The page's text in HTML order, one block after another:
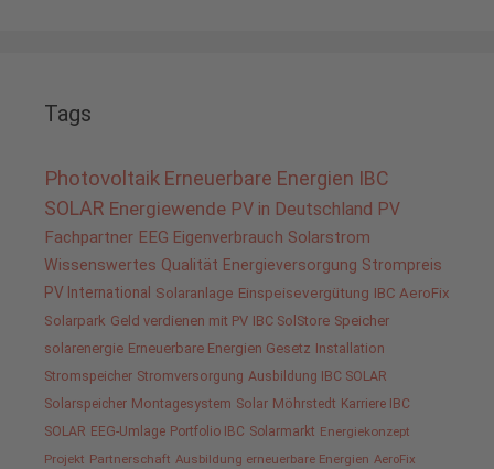
Tags
Photovoltaik Erneuerbare Energien IBC
SOLAR Energiewende PV in Deutschland PV
Fachpartner EEG Eigenverbrauch Solarstrom
Wissenswertes Qualität Energieversorgung Strompreis
PV International Solaranlage Einspeisevergütung IBC AeroFix
Solarpark Geld verdienen mit PV IBC SolStore Speicher
solarenergie Erneuerbare Energien Gesetz Installation
Stromspeicher Stromversorgung Ausbildung IBC SOLAR
Solarspeicher Montagesystem Solar Möhrstedt Karriere IBC
SOLAR EEG-Umlage Portfolio IBC Solarmarkt Energiekonzept
Projekt Partnerschaft Ausbildung erneuerbare Energien AeroFix